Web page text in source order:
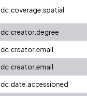
dc.coverage.spatial
dc.creator.degree
dc.creator.email
dc.creator.email
dc.date.accessioned